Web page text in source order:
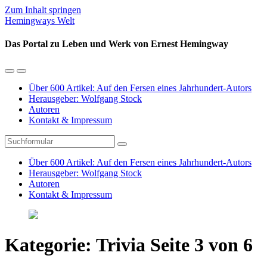
Zum Inhalt springen
Hemingways Welt
Das Portal zu Leben und Werk von Ernest Hemingway
Mobil-
umschalten
Suchfeld
umschalten
Über 600 Artikel: Auf den Fersen eines Jahrhundert-Autors
Herausgeber: Wolfgang Stock
Autoren
Kontakt & Impressum
Suchen
Über 600 Artikel: Auf den Fersen eines Jahrhundert-Autors
Herausgeber: Wolfgang Stock
Autoren
Kontakt & Impressum
Kategorie: Trivia Seite 3 von 6